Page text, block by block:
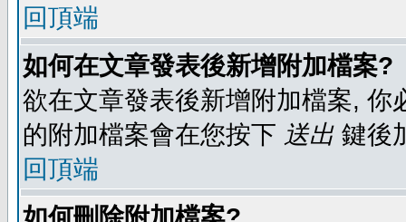
回頂端
如何在文章發表後新增附加檔案?
欲在文章發表後新增附加檔案,
的附加檔案會在您按下 送出 鍵後
回頂端